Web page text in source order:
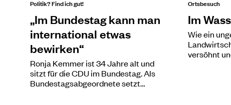
Politik? Find ich gut!
„Im Bundestag kann man
international etwas
bewirken“
Ronja Kemmer ist 34 Jahre alt und
sitzt für die CDU im Bundestag. Als
Bundestagsabgeordnete setzt…
Ortsbesuch
Im
Wie ein
versöhnt